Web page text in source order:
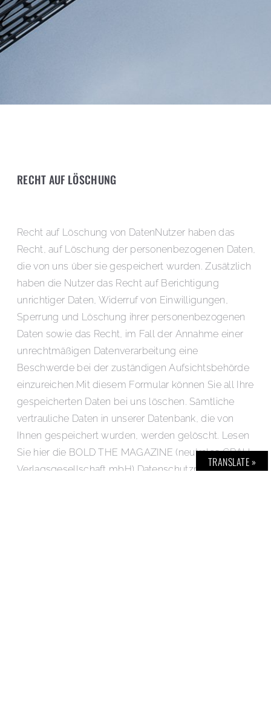
RECHT AUF LÖSCHUNG
Recht auf Löschung von DatenNutzer haben das
Recht, auf Löschung der personenbezogenen Daten,
die von uns über sie gespeichert wurden. Zusätzlich
haben die Nutzer das Recht auf Berichtigung
unrichtiger Daten, Widerruf von Einwilligungen,
Sperrung und Löschung ihrer personenbezogenen
Daten sowie das Recht, im Fall der Annahme einer
unrechtmäßigen Datenverarbeitung eine
Beschwerde bei der zuständigen Aufsichtsbehörde
einzureichen.Mit diesem Formular können Sie all Ihre
gespeicherten Daten bei uns löschen. Sämtliche
vertrauliche Daten in unserer Datenbank, die von
Ihnen gespeichert wurden, werden gelöscht. Lesen
Sie hier die BOLD THE MAGAZINE (neutrales GRAU
Verlagsgesellschaft mbH) Datenschutzrichtlinien.
TRANSLATE »